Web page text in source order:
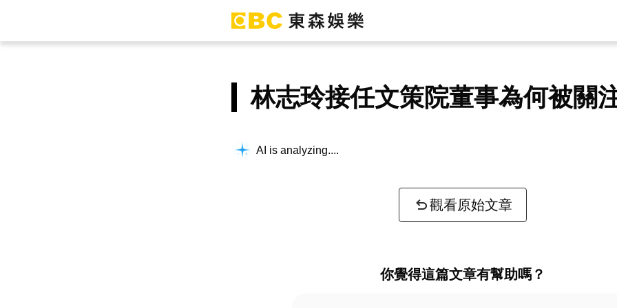
林志玲接任文策院董事為何被關
AI is analyzing...
觀看原始文章
你覺得這篇文章有幫助嗎？